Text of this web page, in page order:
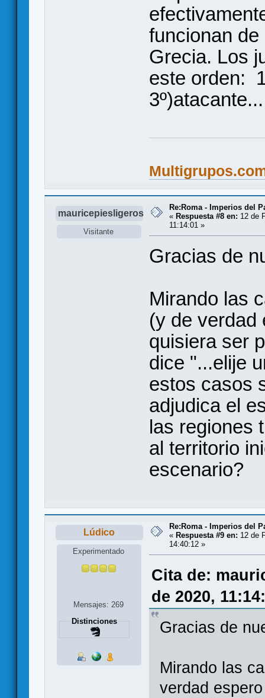
funcionan
Grecia. Los
este orden:
3º)atacante...
mauricepiesligeros
Visitante
Re:Roma - Imperios del
« Respuesta #8 en: 12 de
11:14:01 »
Gracias de
Mirando las
(y de verdad
quisiera ser
dice "...elije
estos casos
adjudica el
las regiones
al territorio
escenario?
Lúdico
Experimentado
Mensajes: 269
Distinciones
Re:Roma - Imperios del
« Respuesta #9 en: 12 de
14:40:12 »
Cita de:
de 2020,
Gracias de
Mirando las
verdad